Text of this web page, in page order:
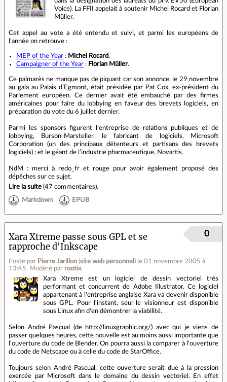
Voice). La FFII appelait à soutenir Michel Rocard et Florian
Müller.
Cet appel au vote a été entendu et suivi, et parmi les européens de
l'année on retrouve :
MEP of the Year : Michel Rocard.
Campaigner of the Year : Florian Müller.
Ce palmarès ne manque pas de piquant car son annonce, le 29 novembre
au gala au Palais d’Egmont, était présidée par Pat Cox, ex-président du
Parlement européen. Ce dernier avait été embauché par des firmes
américaines pour faire du lobbying en faveur des brevets logiciels, en
préparation du vote du 6 juillet dernier.
Parmi les sponsors figurent l’entreprise de relations publiques et de
lobbying, Burson-Marsteller, le fabricant de logiciels, Microsoft
Corporation (un des principaux détenteurs et partisans des brevets
logiciels) ; et le géant de l’industrie pharmaceutique, Novartis.
NdM
: merci à redo_fr et rouge pour avoir également proposé des
dépêches sur ce sujet.
Lire la suite (47 commentaires).
Markdown EPUB
Xara Xtreme passe sous GPL et se
rapproche d'Inkscape
Posté par Pierre Jarillon (site web personnel ) le 01 novembre 2005 à
13:45. Modéré par rootix.
0
Xara Xtreme est un logiciel de dessin vectoriel très
performant et concurrent de Adobe Illustrator. Ce logiciel
appartenant à l'entreprise anglaise Xara va devenir disponible
sous GPL. Pour l'instant, seul le visionneur est disponible
sous Linux afin d'en démontrer la viabilité.
Selon André Pascual (de http://linuxgraphic.org/) avec qui je viens de
passer quelques heures, cette nouvelle est au moins aussi importante que
l'ouverture du code de Blender. On pourra aussi la comparer à l'ouverture
du code de Netscape ou à celle du code de StarOffice.
Toujours selon André Pascual, cette ouverture serait due à la pression
exercée par Microsoft dans le domaine du dessin vectoriel. En effet